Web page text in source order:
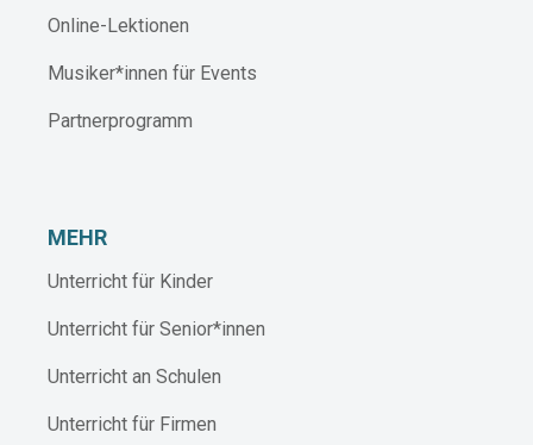
Online-Lektionen
Musiker*innen für Events
Partnerprogramm
MEHR
Unterricht für Kinder
Unterricht für Senior*innen
Unterricht an Schulen
Unterricht für Firmen